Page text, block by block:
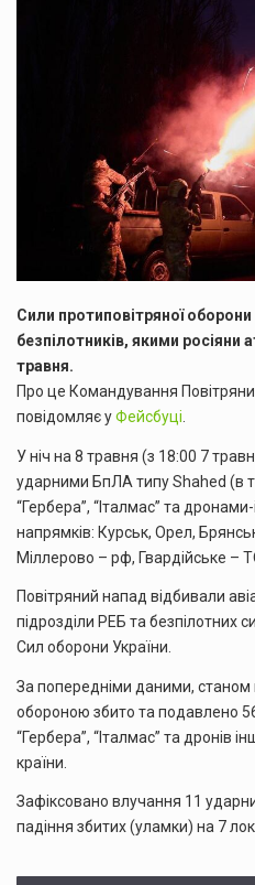
Сили протиповітряної
безпілотників, якими росіяни
травня.
Про це Командування
повідомляє уФейсбуці
У ніч на 8 травня (з 18:00 7
ударними БпЛА типу Shahed (в
“Гербера”, “Італмас” та дронами-
напрямків: Курськ, Орел,
Міллерово – рф, Гвардійське –
Повітряний напад відбивали
підрозділи РЕБ та безпілотних
Сил оборони України.
За попередніми даними, станом
обороною збито та подавлено
“Гербера”, “Італмас” та дронів
країни.
Зафіксовано влучання 11
падіння збитих (уламки) на 7